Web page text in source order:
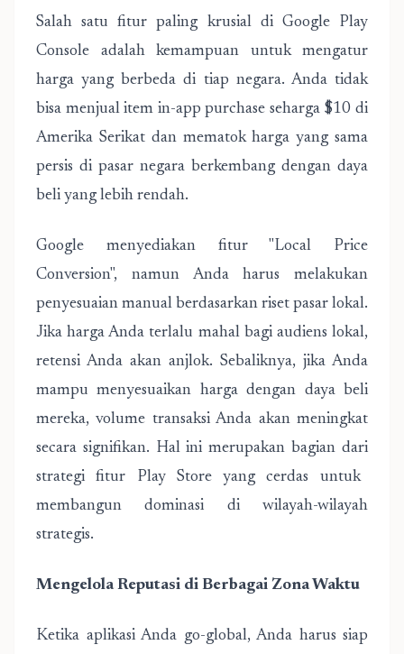
Salah satu fitur paling krusial di Google Play
Console adalah kemampuan untuk mengatur
harga yang berbeda di tiap negara. Anda tidak
bisa menjual item in-app purchase seharga $10 di
Amerika Serikat dan mematok harga yang sama
persis di pasar negara berkembang dengan daya
beli yang lebih rendah.
Google menyediakan fitur "Local Price
Conversion", namun Anda harus melakukan
penyesuaian manual berdasarkan riset pasar lokal.
Jika harga Anda terlalu mahal bagi audiens lokal,
retensi Anda akan anjlok. Sebaliknya, jika Anda
mampu menyesuaikan harga dengan daya beli
mereka, volume transaksi Anda akan meningkat
secara signifikan. Hal ini merupakan bagian dari
strategi fitur Play Storeyang cerdas untuk
membangun dominasi di wilayah-wilayah
strategis.
Mengelola Reputasi di Berbagai Zona Waktu
Ketika aplikasi Anda go-global, Anda harus siap